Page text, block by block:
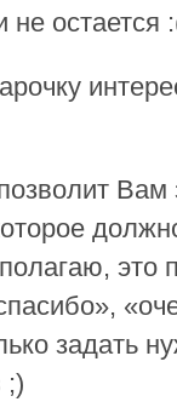
не остается
Вам
это
задать
;)